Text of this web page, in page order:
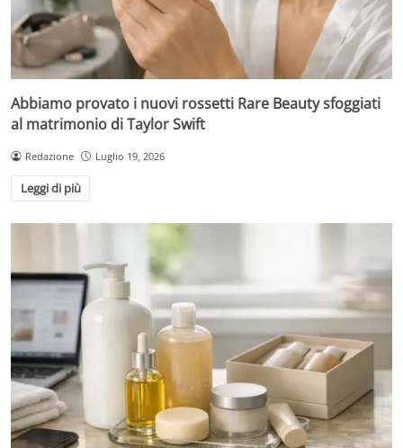
Abbiamo provato i nuovi rossetti Rare Beauty sfoggiati
al matrimonio di Taylor Swift
Redazione Luglio 19, 2026
Leggi di più